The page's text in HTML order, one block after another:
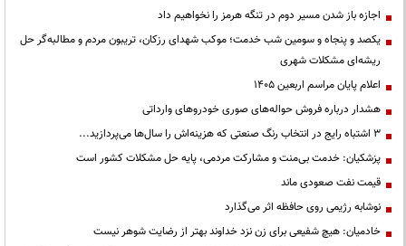
اجازه باز شدن مسیر دوم در تنگه هرمز را نخواهیم داد
یکصد و پنجاه و سومین شب خدمت؛ موکب شهدای رزکان، تریبون مردم و مطالبه‌گر حل
ریشه‌ای مشکلات شهری
اعلام پایان مراسم اربعین ۱۴۰۵
هشدار درباره فروش حواله‌های صوری خودروهای وارداتی
3 اشتباه رایج در انتخاب رنگ صنعتی که هزینه‌اش را سال‌ها می‌پردازید...
پزشکیان: خدمت بی‌منت و مشارکت مردمی، پایه حل مشکلات کشور است
قیمت نفت صعودی ماند
نوشابه رژیمی روی حافظه اثر می‌گذارد
خادمیان: هیچ شفیعی برای زن نزد خداوند بهتر از رضایت شوهر نیست